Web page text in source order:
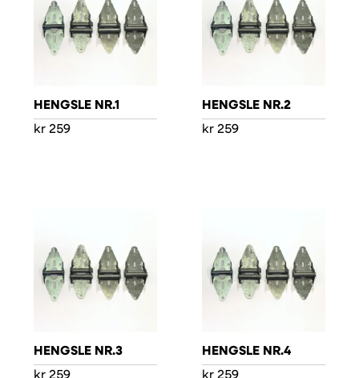
HENGSLE NR.1
kr 259
HENGSLE NR.2
kr 259
HENGSLE NR.3
HENGSLE NR.4